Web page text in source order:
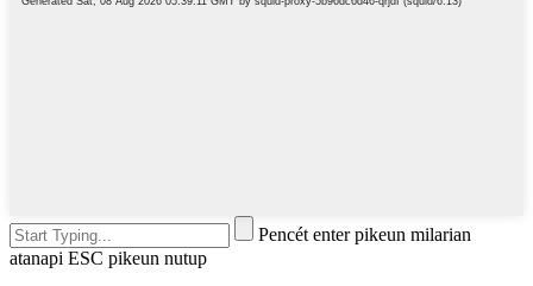
Pencét enter pikeun milarian
atanapi ESC pikeun nutup